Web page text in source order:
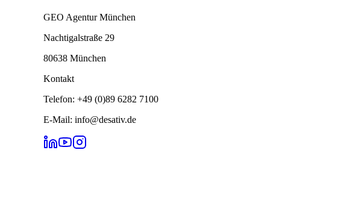
GEO Agentur München
Nachtigalstraße 29
80638 München
Kontakt
Telefon: +49 (0)89 6282 7100
E-Mail: info@desativ.de